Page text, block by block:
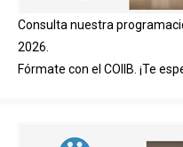
Consulta nuestra
2026.
Fórmate con el COIIB. ¡Te